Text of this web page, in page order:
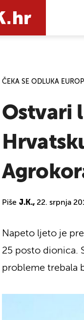
ČEKA SE ODLUKA
Ostvari
Piše J.K., 22. srpnja
Napeto ljeto je
25 posto dionica.
probleme trebala